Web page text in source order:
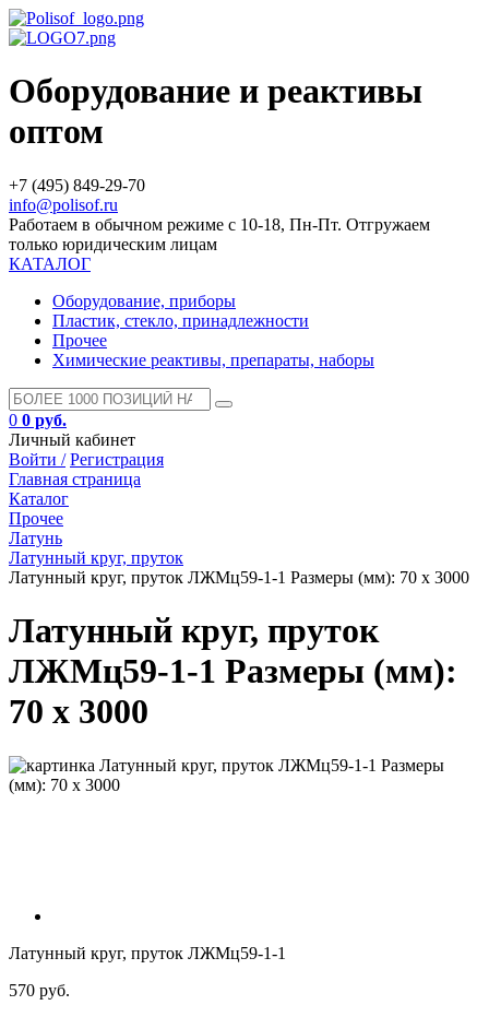
Оборудование и реактивы
оптом
+7 (495) 849-29-70
info@polisof.ru
Работаем в обычном режиме с 10-18, Пн-Пт. Отгружаем
только юридическим лицам
КАТАЛОГ
Оборудование, приборы
Пластик, стекло, принадлежности
Прочее
Химические реактивы, препараты, наборы
0 0 руб.
Личный кабинет
Войти / Регистрация
Главная страница
Каталог
Прочее
Латунь
Латунный круг, пруток
Латунный круг, пруток ЛЖМц59-1-1 Размеры (мм): 70 x 3000
Латунный круг, пруток
ЛЖМц59-1-1 Размеры (мм):
70 x 3000
Латунный круг, пруток ЛЖМц59-1-1
570 руб.